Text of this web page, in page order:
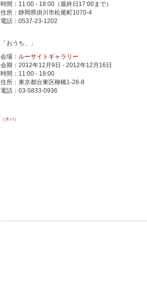
時間：11:00 - 18:00（最終日17:00まで）
住所：静岡県掛川市松尾町1070-4
電話：0537-23-1202
「おうち、」
会場： ルーサイトギャラリー
会期：2012年12月9日 - 2012年12月16日
時間：11:00 - 18:00
住所：東京都台東区柳橋1-28-8
電話：03-5833-0936
（チバ）